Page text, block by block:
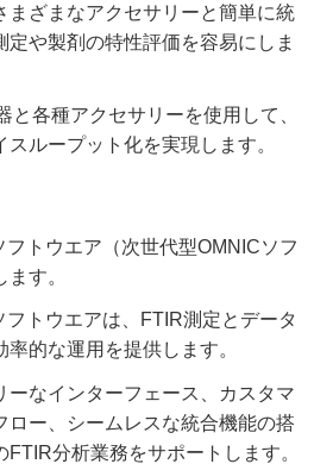
まざまなアクセサリーと簡単に統
定や製剤の特性評価を容易にしま
と各種アクセサリーを使用して、
スループット化を実現します。
トウエア（次世代型OMNICソフ
す。
トウエアは、FTIR測定とデータ
的な運用を提供します。
ーなインターフェース、カスタマ
ロー、シームレスな統合機能の搭
分析業務をサポートします。